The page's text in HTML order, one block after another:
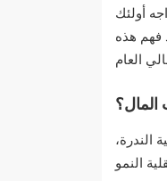
أولئك
فهم هذه
المال؟
الندرة،